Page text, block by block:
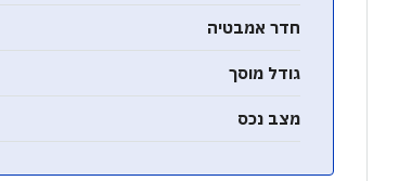
חדר אמבטיה
גודל מוסך
מצב נכס